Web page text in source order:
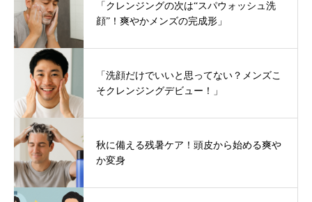
「クレンジングの次は“スパウォッシュ洗
顔”！爽やかメンズの完成形」
「洗顔だけでいいと思ってない？メンズこ
そクレンジングデビュー！」
秋に備える残暑ケア！頭皮から始める爽や
か変身